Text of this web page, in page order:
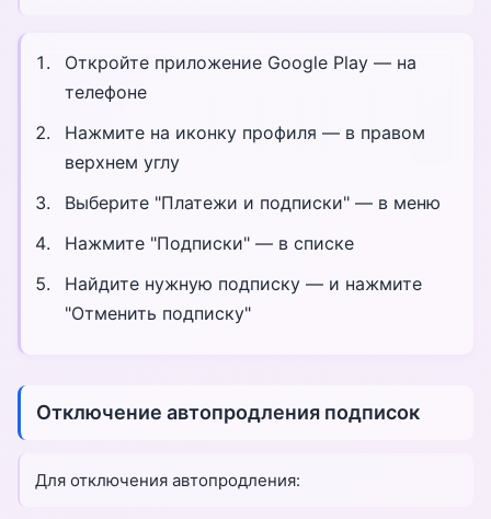
Откройте приложение Google Play — на
телефоне
Нажмите на иконку профиля — в правом
верхнем углу
Выберите "Платежи и подписки" — в меню
Нажмите "Подписки" — в списке
Найдите нужную подписку — и нажмите
"Отменить подписку"
Отключение автопродления подписок
Для отключения автопродления: